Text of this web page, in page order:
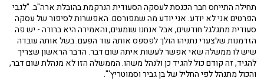
תחילה התייחס חבר הכנסת לעסקה הסעודית הנרקמת בהובלת ארה"ב. "לגבי
הפרטים אני לא יודע. אני יודע מה שמפורסם. האפשרות לסיפור של עסקה
סעודית מתגלגל חודשים, אבל אנחנו שומעים, והאמירה היא ברורה - יש פה
הזדמנות שלצערי נתניהו הולך לפספס אותה עוד הפעם. בשל אותה עובדה
שיש לו ממשלה שאי אפשר לעשות איתה שום דבר. הדבר הראשון שצריך
להגיד, זה קודם כול להגיד כן ולנהל משהו. הממשלה הזו לא מנהלת שום דבר,
והכול מתנהל לפי החליל של בן גביר וסמוטריץ'".